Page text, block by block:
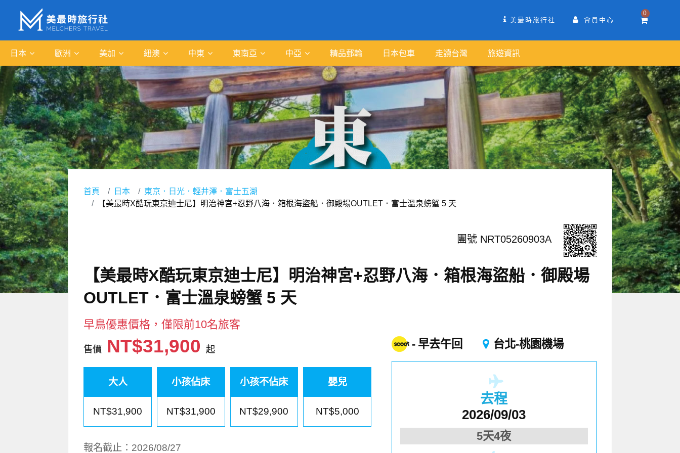
美最時旅行社 會員中心
0
日本 歐洲 美加 紐澳 中東 東南亞 中亞 精品郵輪 日本包車 走讀台灣 旅遊資訊
首頁 日本
東京．日光．輕井澤．富士五湖
【美最時X酷玩東京迪士尼】明治神宮+忍野八海．箱根海盜船．御殿場OUTLET．富士溫泉螃蟹 5 天
團號 NRT05260903A
【美最時X酷玩東京迪士尼】明治神宮+忍野八海．箱根海盜船．御殿場
OUTLET．富士溫泉螃蟹 5 天
早鳥優惠價格，僅限前10名旅客
售價 NT$31,900起
大人
NT$31,900
小孩佔床
NT$31,900
小孩不佔床
NT$29,900
嬰兒
NT$5,000
報名截止：2026/08/27
早去午回 台北-桃園機場
去程
2026/09/03
5天4夜